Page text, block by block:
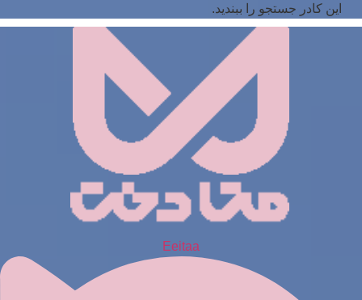
این کادر جستجو را ببندید.
Eeitaa